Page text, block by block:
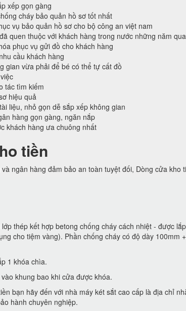
xếp gọn gàng
cháy bảo quản hồ sơ tốt nhất
vụ bảo quản hồ sơ cho bộ công an việt nam
quen thuộc với khách hàng trong nước những năm qua
phục vụ gửi đồ cho khách hàng
cầu khách hàng
gian vừa phải để bé có thể tự cất đồ
tác tìm kiếm
hiệu quả
liệu, nhỏ gọn dễ sắp xếp không gian
hàng gọn gàng, ngăn nắp
khách hàng ưa chuông nhất
tiền
ngân hàng đảm bảo an toàn tuyệt đối, Dòng cửa kho
thép kết hợp betong chống cháy cách nhiệt - được
cho tiệm vàng). Phần chống cháy có độ dày 100mm
1 khóa chìa.
khung bao khi cửa được khóa.
bạn hãy đến với nhà máy két sắt cao cấp là địa chỉ
hành chuyên nghiệp.